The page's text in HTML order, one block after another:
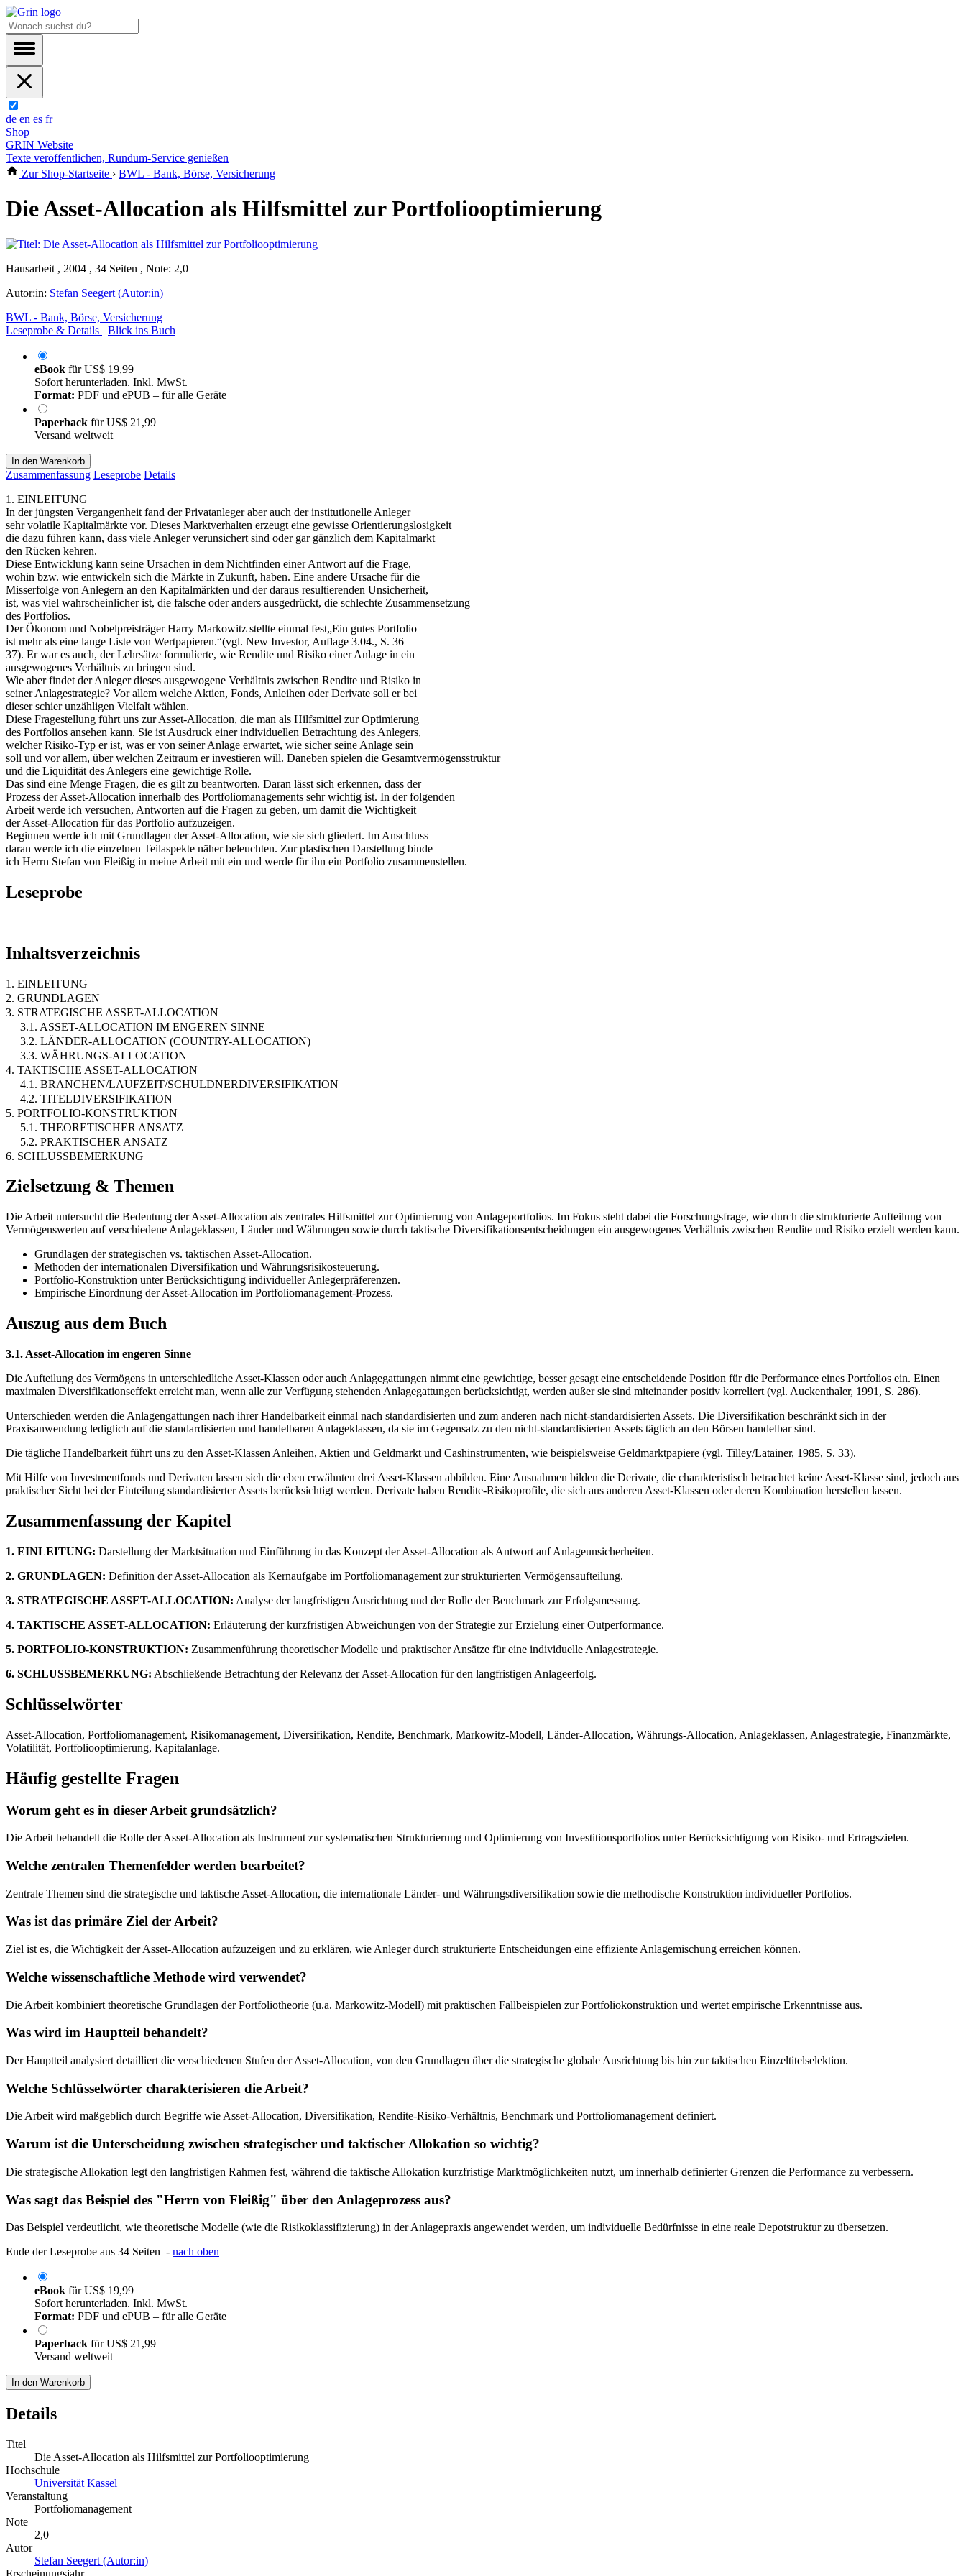
de en es fr
Shop
GRIN Website
Texte veröffentlichen, Rundum-Service genießen
Zur Shop-Startseite › BWL - Bank, Börse, Versicherung
Die Asset-Allocation als Hilfsmittel zur Portfoliooptimierung
Hausarbeit , 2004 , 34 Seiten , Note: 2,0
Autor:in: Stefan Seegert (Autor:in)
BWL - Bank, Börse, Versicherung
Leseprobe & Details
Blick ins Buch
eBook fürUS$ 19,99
Sofort herunterladen. Inkl. MwSt.
Format: PDF und ePUB – für alle Geräte
Paperback fürUS$ 21,99
Versand weltweit
In den Warenkorb
Zusammenfassung Leseprobe Details
1. EINLEITUNG
In der jüngsten Vergangenheit fand der Privatanleger aber auch der institutionelle Anleger
sehr volatile Kapitalmärkte vor. Dieses Marktverhalten erzeugt eine gewisse Orientierungslosigkeit
die dazu führen kann, dass viele Anleger verunsichert sind oder gar gänzlich dem Kapitalmarkt
den Rücken kehren.
Diese Entwicklung kann seine Ursachen in dem Nichtfinden einer Antwort auf die Frage,
wohin bzw. wie entwickeln sich die Märkte in Zukunft, haben. Eine andere Ursache für die
Misserfolge von Anlegern an den Kapitalmärkten und der daraus resultierenden Unsicherheit,
ist, was viel wahrscheinlicher ist, die falsche oder anders ausgedrückt, die schlechte Zusammensetzung
des Portfolios.
Der Ökonom und Nobelpreisträger Harry Markowitz stellte einmal fest„Ein gutes Portfolio
ist mehr als eine lange Liste von Wertpapieren.“(vgl. New Investor, Auflage 3.04., S. 36–
37). Er war es auch, der Lehrsätze formulierte, wie Rendite und Risiko einer Anlage in ein
ausgewogenes Verhältnis zu bringen sind.
Wie aber findet der Anleger dieses ausgewogene Verhältnis zwischen Rendite und Risiko in
seiner Anlagestrategie? Vor allem welche Aktien, Fonds, Anleihen oder Derivate soll er bei
dieser schier unzähligen Vielfalt wählen.
Diese Fragestellung führt uns zur Asset-Allocation, die man als Hilfsmittel zur Optimierung
des Portfolios ansehen kann. Sie ist Ausdruck einer individuellen Betrachtung des Anlegers,
welcher Risiko-Typ er ist, was er von seiner Anlage erwartet, wie sicher seine Anlage sein
soll und vor allem, über welchen Zeitraum er investieren will. Daneben spielen die Gesamtvermögensstruktur
und die Liquidität des Anlegers eine gewichtige Rolle.
Das sind eine Menge Fragen, die es gilt zu beantworten. Daran lässt sich erkennen, dass der
Prozess der Asset-Allocation innerhalb des Portfoliomanagements sehr wichtig ist. In der folgenden
Arbeit werde ich versuchen, Antworten auf die Fragen zu geben, um damit die Wichtigkeit
der Asset-Allocation für das Portfolio aufzuzeigen.
Beginnen werde ich mit Grundlagen der Asset-Allocation, wie sie sich gliedert. Im Anschluss
daran werde ich die einzelnen Teilaspekte näher beleuchten. Zur plastischen Darstellung binde
ich Herrn Stefan von Fleißig in meine Arbeit mit ein und werde für ihn ein Portfolio zusammenstellen.
Leseprobe
Inhaltsverzeichnis
1. EINLEITUNG
2. GRUNDLAGEN
3. STRATEGISCHE ASSET-ALLOCATION
3.1. ASSET-ALLOCATION IM ENGEREN SINNE
3.2. LÄNDER-ALLOCATION (COUNTRY-ALLOCATION)
3.3. WÄHRUNGS-ALLOCATION
4. TAKTISCHE ASSET-ALLOCATION
4.1. BRANCHEN/LAUFZEIT/SCHULDNERDIVERSIFIKATION
4.2. TITELDIVERSIFIKATION
5. PORTFOLIO-KONSTRUKTION
5.1. THEORETISCHER ANSATZ
5.2. PRAKTISCHER ANSATZ
6. SCHLUSSBEMERKUNG
Zielsetzung & Themen
Die Arbeit untersucht die Bedeutung der Asset-Allocation als zentrales Hilfsmittel zur Optimierung von Anlageportfolios. Im Fokus steht dabei die Forschungsfrage, wie durch die strukturierte Aufteilung von
Vermögenswerten auf verschiedene Anlageklassen, Länder und Währungen sowie durch taktische Diversifikationsentscheidungen ein ausgewogenes Verhältnis zwischen Rendite und Risiko erzielt werden kann.
Grundlagen der strategischen vs. taktischen Asset-Allocation.
Methoden der internationalen Diversifikation und Währungsrisikosteuerung.
Portfolio-Konstruktion unter Berücksichtigung individueller Anlegerpräferenzen.
Empirische Einordnung der Asset-Allocation im Portfoliomanagement-Prozess.
Auszug aus dem Buch
3.1. Asset-Allocation im engeren Sinne
Die Aufteilung des Vermögens in unterschiedliche Asset-Klassen oder auch Anlagegattungen nimmt eine gewichtige, besser gesagt eine entscheidende Position für die Performance eines Portfolios ein. Einen
maximalen Diversifikationseffekt erreicht man, wenn alle zur Verfügung stehenden Anlagegattungen berücksichtigt, werden außer sie sind miteinander positiv korreliert (vgl. Auckenthaler, 1991, S. 286).
Unterschieden werden die Anlagengattungen nach ihrer Handelbarkeit einmal nach standardisierten und zum anderen nach nicht-standardisierten Assets. Die Diversifikation beschränkt sich in der
Praxisanwendung lediglich auf die standardisierten und handelbaren Anlageklassen, da sie im Gegensatz zu den nicht-standardisierten Assets täglich an den Börsen handelbar sind.
Die tägliche Handelbarkeit führt uns zu den Asset-Klassen Anleihen, Aktien und Geldmarkt und Cashinstrumenten, wie beispielsweise Geldmarktpapiere (vgl. Tilley/Latainer, 1985, S. 33).
Mit Hilfe von Investmentfonds und Derivaten lassen sich die eben erwähnten drei Asset-Klassen abbilden. Eine Ausnahmen bilden die Derivate, die charakteristisch betrachtet keine Asset-Klasse sind, jedoch aus
praktischer Sicht bei der Einteilung standardisierter Assets berücksichtigt werden. Derivate haben Rendite-Risikoprofile, die sich aus anderen Asset-Klassen oder deren Kombination herstellen lassen.
Zusammenfassung der Kapitel
1. EINLEITUNG: Darstellung der Marktsituation und Einführung in das Konzept der Asset-Allocation als Antwort auf Anlageunsicherheiten.
2. GRUNDLAGEN: Definition der Asset-Allocation als Kernaufgabe im Portfoliomanagement zur strukturierten Vermögensaufteilung.
3. STRATEGISCHE ASSET-ALLOCATION: Analyse der langfristigen Ausrichtung und der Rolle der Benchmark zur Erfolgsmessung.
4. TAKTISCHE ASSET-ALLOCATION: Erläuterung der kurzfristigen Abweichungen von der Strategie zur Erzielung einer Outperformance.
5. PORTFOLIO-KONSTRUKTION: Zusammenführung theoretischer Modelle und praktischer Ansätze für eine individuelle Anlagestrategie.
6. SCHLUSSBEMERKUNG: Abschließende Betrachtung der Relevanz der Asset-Allocation für den langfristigen Anlageerfolg.
Schlüsselwörter
Asset-Allocation, Portfoliomanagement, Risikomanagement, Diversifikation, Rendite, Benchmark, Markowitz-Modell, Länder-Allocation, Währungs-Allocation, Anlageklassen, Anlagestrategie, Finanzmärkte,
Volatilität, Portfoliooptimierung, Kapitalanlage.
Häufig gestellte Fragen
Worum geht es in dieser Arbeit grundsätzlich?
Die Arbeit behandelt die Rolle der Asset-Allocation als Instrument zur systematischen Strukturierung und Optimierung von Investitionsportfolios unter Berücksichtigung von Risiko- und Ertragszielen.
Welche zentralen Themenfelder werden bearbeitet?
Zentrale Themen sind die strategische und taktische Asset-Allocation, die internationale Länder- und Währungsdiversifikation sowie die methodische Konstruktion individueller Portfolios.
Was ist das primäre Ziel der Arbeit?
Ziel ist es, die Wichtigkeit der Asset-Allocation aufzuzeigen und zu erklären, wie Anleger durch strukturierte Entscheidungen eine effiziente Anlagemischung erreichen können.
Welche wissenschaftliche Methode wird verwendet?
Die Arbeit kombiniert theoretische Grundlagen der Portfoliotheorie (u.a. Markowitz-Modell) mit praktischen Fallbeispielen zur Portfoliokonstruktion und wertet empirische Erkenntnisse aus.
Was wird im Hauptteil behandelt?
Der Hauptteil analysiert detailliert die verschiedenen Stufen der Asset-Allocation, von den Grundlagen über die strategische globale Ausrichtung bis hin zur taktischen Einzeltitelselektion.
Welche Schlüsselwörter charakterisieren die Arbeit?
Die Arbeit wird maßgeblich durch Begriffe wie Asset-Allocation, Diversifikation, Rendite-Risiko-Verhältnis, Benchmark und Portfoliomanagement definiert.
Warum ist die Unterscheidung zwischen strategischer und taktischer Allokation so wichtig?
Die strategische Allokation legt den langfristigen Rahmen fest, während die taktische Allokation kurzfristige Marktmöglichkeiten nutzt, um innerhalb definierter Grenzen die Performance zu verbessern.
Was sagt das Beispiel des "Herrn von Fleißig" über den Anlageprozess aus?
Das Beispiel verdeutlicht, wie theoretische Modelle (wie die Risikoklassifizierung) in der Anlagepraxis angewendet werden, um individuelle Bedürfnisse in eine reale Depotstruktur zu übersetzen.
Ende der Leseprobe aus 34 Seiten - nach oben
eBook fürUS$ 19,99
Sofort herunterladen. Inkl. MwSt.
Format: PDF und ePUB – für alle Geräte
Paperback fürUS$ 21,99
Versand weltweit
In den Warenkorb
Details
Titel
Die Asset-Allocation als Hilfsmittel zur Portfoliooptimierung
Hochschule
Universität Kassel
Veranstaltung
Portfoliomanagement
Note
2,0
Autor
Stefan Seegert (Autor:in)